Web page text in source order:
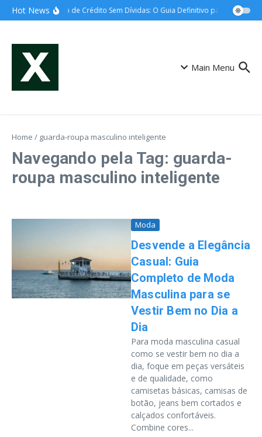
Ir para o conteúdo
Hot NewsCartão de Crédito Sem Dívidas: O Guia Definitivo para o
Main Menu
Home / guarda-roupa masculino inteligente
Navegando pela Tag: guarda-
roupa masculino inteligente
Moda
Desvende a Elegância
Casual: Guia
Completo de Moda
Masculina para se
Vestir Bem no Dia a
Dia
Para moda masculina casual
como se vestir bem no dia a
dia, foque em peças versáteis
e de qualidade, como
camisetas básicas, camisas de
botão, jeans bem cortados e
calçados confortáveis.
Combine cores...